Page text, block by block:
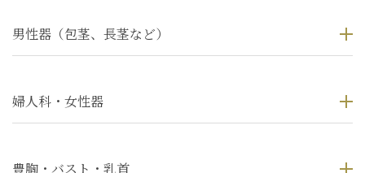
男性器（包茎、長茎など）
婦人科・女性器
豊胸・バスト・乳首